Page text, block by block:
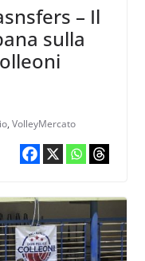
– Il
sulla
, VolleyMercato